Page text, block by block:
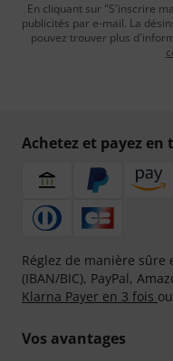
En cliquant sur "S'inscrire
publicités par e-mail. La
pouvez trouver plus
Achetez et payez
Réglez de manière
(IBAN/BIC), PayPal,
Klarna Payer en 3 fois
Vos avantages